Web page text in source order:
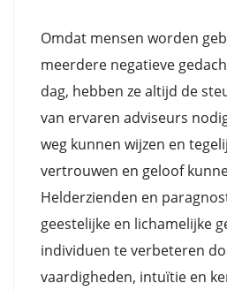
Omdat mensen worden
meerdere negatieve
dag, hebben ze altijd de
van ervaren adviseurs
weg kunnen wijzen en
vertrouwen en geloof
Helderzienden en
geestelijke en lichamelijke
individuen te verbeteren
vaardigheden, intuïtie en